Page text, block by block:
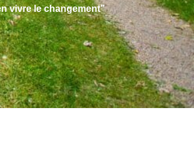
vivre le changement”